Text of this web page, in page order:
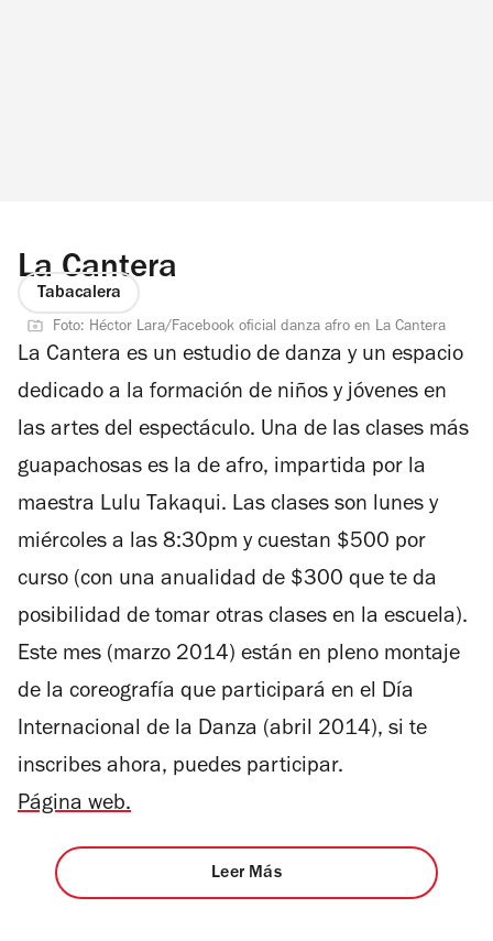
La Cantera
Tabacalera
Foto: Héctor Lara/Facebook oficial danza afro en La Cantera
La Cantera es un estudio de danza y un espacio
dedicado a la formación de niños y jóvenes en
las artes del espectáculo. Una de las clases más
guapachosas es la de afro, impartida por la
maestra Lulu Takaqui. Las clases son lunes y
miércoles a las 8:30pm y cuestan $500 por
curso (con una anualidad de $300 que te da
posibilidad de tomar otras clases en la escuela).
Este mes (marzo 2014) están en pleno montaje
de la coreografía que participará en el Día
Internacional de la Danza (abril 2014), si te
inscribes ahora, puedes participar.
Página web.
Leer Más